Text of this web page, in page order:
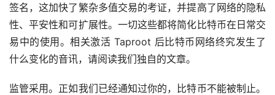
签名，这加快了繁杂多值交易的考证，并提高了网络的隐私
性、平安性和可扩展性。一切这些都将简化比特币在日常交
易中的使用。相关激活 Taproot 后比特币网络终究发生了
什么变化的音讯，请阅读我们独自的文章。
监管采用。正如我们已经通知过你的，比特币不能被制止。